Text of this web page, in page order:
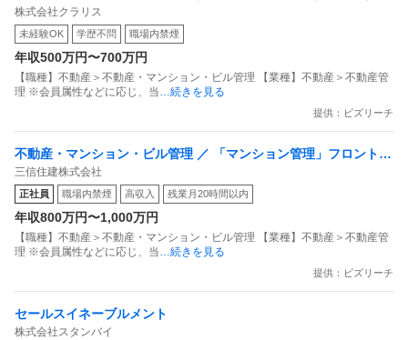
休120日／残業月20時間以下／転勤無し／夜勤及び夜間の呼出な
し
株式会社クラリス
未経験OK 学歴不問 職場内禁煙
年収500万円〜700万円
【職種】不動産＞不動産・マンション・ビル管理 【業種】不動産＞不動産管
理 ※会員属性などに応じ、当…続きを見る
提供：ビズリーチ
不動産・マンション・ビル管理 ／ 「マンション管理」フロント職
／年収600万〜1000万／年間休日134日
三信住建株式会社
正社員 職場内禁煙 高収入 残業月20時間以内
年収800万円〜1,000万円
【職種】不動産＞不動産・マンション・ビル管理 【業種】不動産＞不動産管
理 ※会員属性などに応じ、当…続きを見る
提供：ビズリーチ
セールスイネーブルメント
株式会社スタンバイ